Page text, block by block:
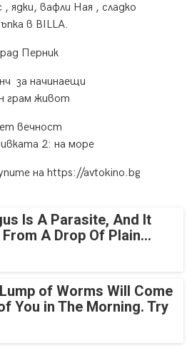
ядки, вафли Ная , сладко
в BILLA.
Перник
за начинаещи
грам живот
вечност
2: на море
на https://avtokino.bg
Is A Parasite, And It
From A Drop Of Plain...
of Worms Will Come
You in The Morning. Try